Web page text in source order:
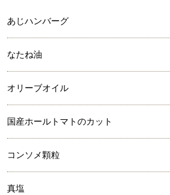
あじハンバーグ
なたね油
オリーブオイル
国産ホールトマトのカット
コンソメ顆粒
真塩